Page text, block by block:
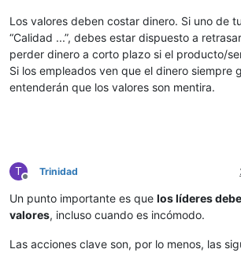
Los valores deben costar dinero. Si uno de
“Calidad ...”, debes estar dispuesto a
perder dinero a corto plazo si el producto/
Si los empleados ven que el dinero siempre
entenderán que los valores son mentira.
T
Desconectado
Trinidad
Un punto importante es que los líderes
valores, incluso cuando es incómodo.
Las acciones clave son, por lo menos, las